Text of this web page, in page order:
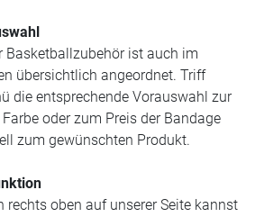
Basketballzubehör ist auch im
übersichtlich angeordnet. Triff
die entsprechende Vorauswahl zur
oder zum Preis der Bandage
zum gewünschten Produkt.
rechts oben auf unserer Seite kannst